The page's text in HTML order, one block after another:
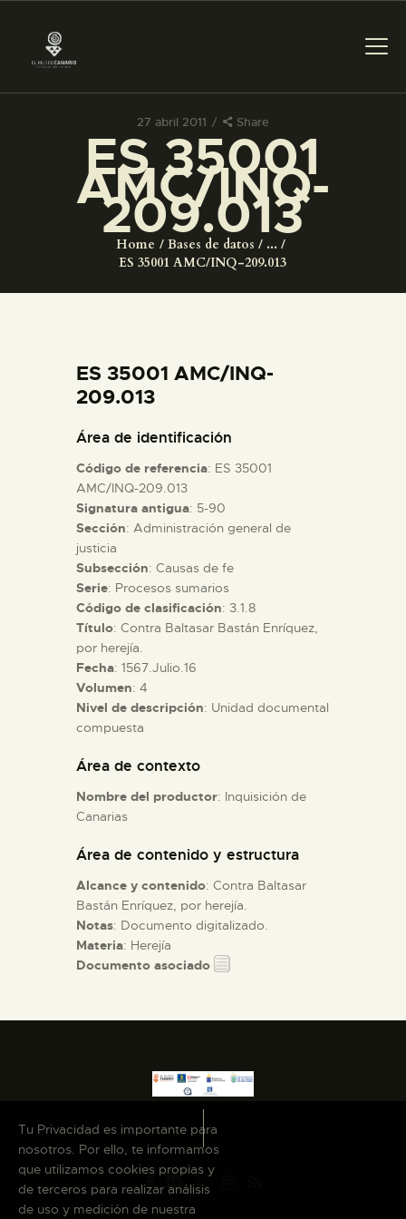
27 abril 2011 Share
ES 35001
AMC/INQ-
209.013
Home Bases de datos
...
ES 35001 AMC/INQ-209.013
PREPARAR LA VISITA
ACTIVIDADES
COLECCIONES
ESPAÑOL
PREPARAR LA VISITA
ACTIVIDADES
█
EL MUSEO
DIDÁCTICA
ESPAÑOL
ES 35001 AMC/INQ-
209.013
Área de identificación
Código de referencia: ES 35001
AMC/INQ-209.013
Signatura antigua: 5-90
Sección: Administración general de
justicia
Subsección: Causas de fe
Serie: Procesos sumarios
Código de clasificación: 3.1.8
Título: Contra Baltasar Bastán Enríquez,
por herejía.
Fecha: 1567.Julio.16
Volumen: 4
Nivel de descripción: Unidad documental
compuesta
Área de contexto
Nombre del productor: Inquisición de
Canarias
Área de contenido y estructura
Alcance y contenido: Contra Baltasar
Bastán Enríquez, por herejía.
Notas: Documento digitalizado.
Materia: Herejía
Documento asociado
Tu Privacidad es importante para
nosotros. Por ello, te informamos
que utilizamos cookies propias y
de terceros para realizar análisis
de uso y medición de nuestra